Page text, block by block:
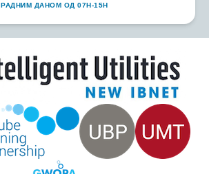
РАДНИМ ДАНОМ ОД 07H-15H